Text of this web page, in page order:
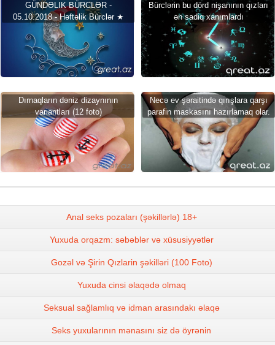
GÜNDƏLIK BÜRCLƏR -
05.10.2018 - Həftəlik Bürclər ★
Bürclərin bu dörd nişanının qızları
ən sadiq xanımlardı
Dırnaqların dəniz dizaynının
variantları (12 foto)
Necə ev şəraitində qırışlara qarşı
parafin maskasını hazırlamaq olar.
Anal seks pozaları (şəkillərlə) 18+
Yuxuda orqazm: səbəblər və xüsusiyyətlər
Gozəl və Şirin Qızlarin şəkilləri (100 Foto)
Yuxuda cinsi əlaqədə olmaq
Seksual sağlamlıq və idman arasındakı əlaqə
Seks yuxularının mənasını siz də öyrənin